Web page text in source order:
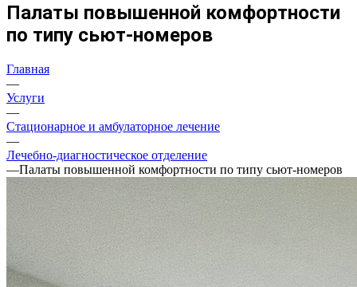
Палаты повышенной комфортности
по типу сьют-номеров
Главная
—
Услуги
—
Стационарное и амбулаторное лечение
—
Лечебно-диагностическое отделение
—Палаты повышенной комфортности по типу сьют-номеров